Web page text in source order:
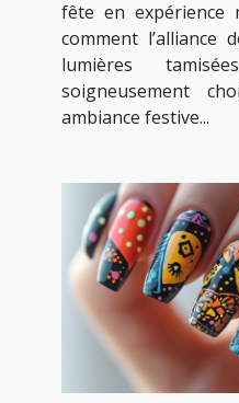
fête en expérience
comment l’alliance
lumières
soigneusement
ambiance festive...